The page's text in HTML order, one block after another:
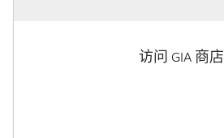
访问 GIA 商店